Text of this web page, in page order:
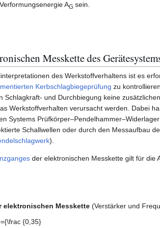
AG sein.
Messkette des
des Werkstoffverhaltens ist es
Kerbschlagbiegeprüfung zu
Schlagkraft- und Durchbiegung keine
Werkstoffverhalten verursacht werden. Dabei
Systems
Schallwellen oder durch den Messaufbau
).
der elektronischen Messkette gilt für die
elektronischen Messkette (Verstärker und
{0,35}